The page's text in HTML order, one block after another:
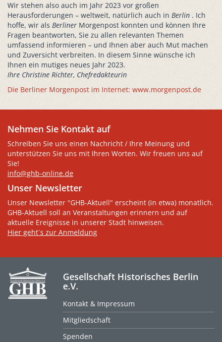
Wir stehen also auch im Jahr 2023 vor großen
Herausforderungen – weltweit, natürlich auch in Berlin . Ich
hoffe, wir als Berliner Morgenpost konnten und können Ihre
Fragen beantworten, Sie zu allen relevanten Themen
umfassend informieren – und Ihnen aber auch Mut machen
und Zuversicht verbreiten. In diesem Sinne wünsche ich
Ihnen ein mutiges neues Jahr 2023.
Ihre Christine Richter, Chefredakteurin
Die Berliner Morgenpost im Internet: www.morgenpost.de
Nehmen Sie Kontakt auf
Schreiben Sie uns einen Nachricht / Ihre Meinung und
unterstützen Sie uns mit Ihren Worten. Wir freuen uns auf
Sie!
info@ghb-online.de
Unser Newsletter
Unser Newsletter "GHB-Aktuell" erscheint (in etwa) monatlich.
GHB-Aktuell soll an Veranstaltungen erinnern und auf
aktuelle Ereignisse in unserer Stadt hinweisen.
Hier geht´s zur Anmeldung
Gesellschaft Historisches Berlin
e.V.
Kontakt & Impressum
Mitgliedschaft
Spenden